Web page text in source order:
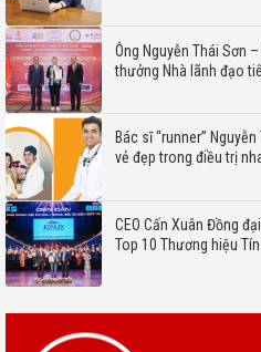
Ông Nguyễn Thái Sơn
thưởng Nhà lãnh đạo
Bác sĩ “runner”
vẻ đẹp trong điều trị
CEO Cấn Xuân Đồng
Top 10 Thương hiệu